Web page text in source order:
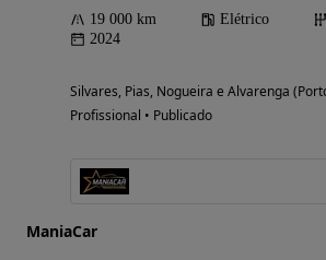
19 000 km Elétrico
2024
Silvares, Pias, Nogueira e Alvarenga
Profissional • Publicado
ManiaCar